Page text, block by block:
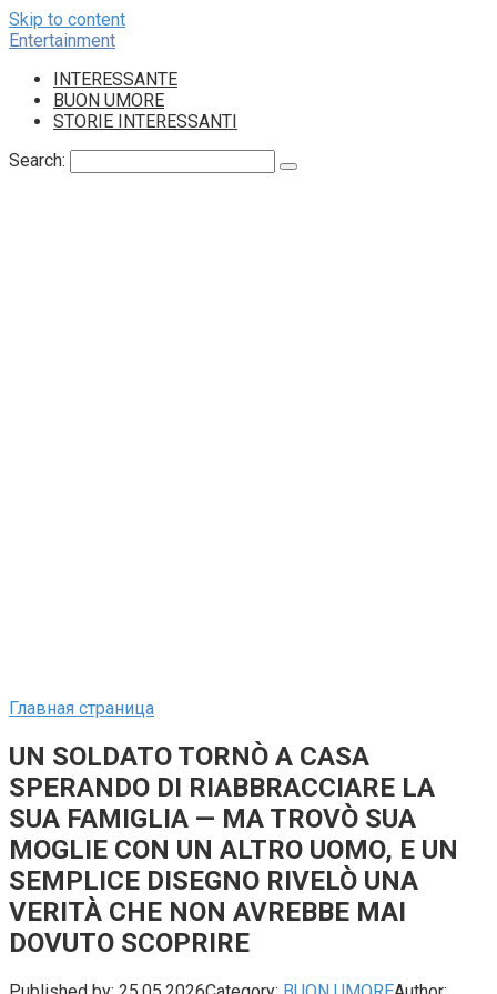
Skip to content
Entertainment
INTERESSANTE
BUON UMORE
STORIE INTERESSANTI
Search:
Главная страница
UN SOLDATO TORNÒ A CASA
SPERANDO DI RIABBRACCIARE LA
SUA FAMIGLIA — MA TROVÒ SUA
MOGLIE CON UN ALTRO UOMO, E UN
SEMPLICE DISEGNO RIVELÒ UNA
VERITÀ CHE NON AVREBBE MAI
DOVUTO SCOPRIRE